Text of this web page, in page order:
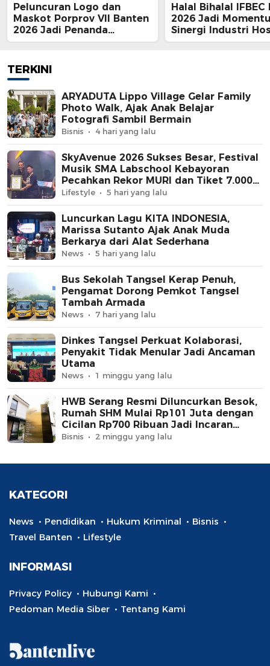
Peluncuran Logo dan
Maskot Porprov VII Banten
2026 Jadi Penanda
Keseriusan Tangsel
Halal Bihalal IFBEC
2026 Jadi
Sinergi Industri
TERKINI
ARYADUTA Lippo Village Gelar Family
Photo Walk, Ajak Anak Belajar
Fotografi Sambil Bermain
Bisnis 4 hari yang lalu
SkyAvenue 2026 Sukses Besar, Festival
Musik SMA Labschool Kebayoran
Pecahkan Rekor MURI dan Tiket 7.000
Ludes Terjual
Lifestyle 5 hari yang lalu
Luncurkan Lagu KITA INDONESIA,
Marissa Sutanto Ajak Anak Muda
Berkarya dari Alat Sederhana
News 5 hari yang lalu
Bus Sekolah Tangsel Kerap Penuh,
Pengamat Dorong Pemkot Tangsel
Tambah Armada
News 7 hari yang lalu
Dinkes Tangsel Perkuat Kolaborasi,
Penyakit Tidak Menular Jadi Ancaman
Utama
News 1 minggu yang lalu
HWB Serang Resmi Diluncurkan Besok,
Rumah SHM Mulai Rp101 Juta dengan
Cicilan Rp700 Ribuan Jadi Incaran
Warga Banten
Bisnis 2 minggu yang lalu
KATEGORI
News Pendidikan Hukum Kriminal
Bisnis
Travel Banten
Lifestyle
INFORMASI
Privacy Policy
Hubungi Kami
Pedoman Media Siber
Tentang Kami